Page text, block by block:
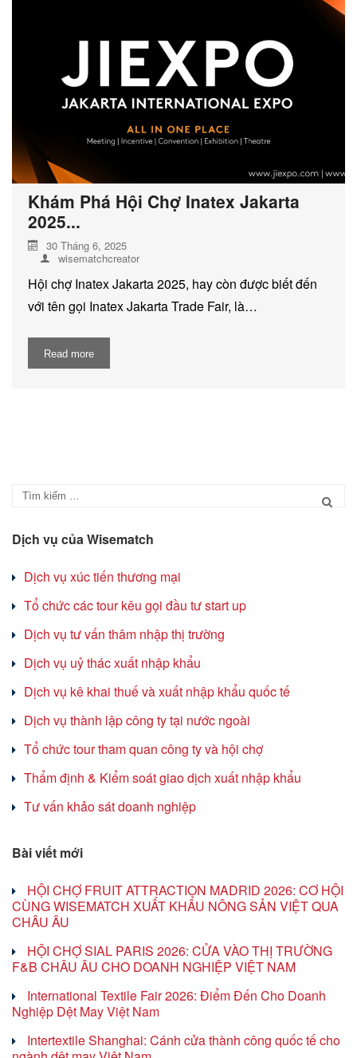
Khám Phá Hội Chợ Inatex Jakarta
2025...
30 Tháng 6, 2025
wisematchcreator
Hội chợ Inatex Jakarta 2025, hay còn được biết đến
với tên gọi Inatex Jakarta Trade Fair, là…
Read more
Dịch vụ của Wisematch
Dịch vụ xúc tiến thương mại
Tổ chức các tour kêu gọi đầu tư start up
Dịch vụ tư vấn thâm nhập thị trường
Dịch vụ uỷ thác xuất nhập khẩu
Dịch vụ kê khai thuế và xuất nhập khẩu quốc tế
Dịch vụ thành lập công ty tại nước ngoài
Tổ chức tour tham quan công ty và hội chợ
Thẩm định & Kiểm soát giao dịch xuất nhập khẩu
Tư vấn khảo sát doanh nghiệp
Bài viết mới
HỘI CHỢ FRUIT ATTRACTION MADRID 2026: CƠ HỘI
CÙNG WISEMATCH XUẤT KHẨU NÔNG SẢN VIỆT QUA
CHÂU ÂU
HỘI CHỢ SIAL PARIS 2026: CỬA VÀO THỊ TRƯỜNG
F&B CHÂU ÂU CHO DOANH NGHIỆP VIỆT NAM
International Textile Fair 2026: Điểm Đến Cho Doanh
Nghiệp Dệt May Việt Nam
Intertextile Shanghai: Cánh cửa thành công quốc tế cho